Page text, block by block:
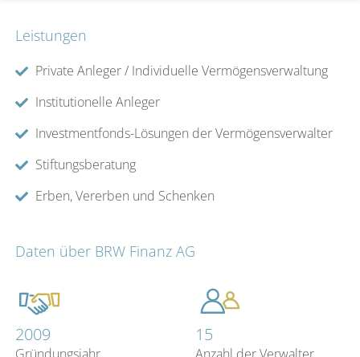
Leistungen
Private Anleger / Individuelle Vermögensverwaltung
Institutionelle Anleger
Investmentfonds-Lösungen der Vermögensverwalter
Stiftungsberatung
Erben, Vererben und Schenken
Daten über BRW Finanz AG
2009 15